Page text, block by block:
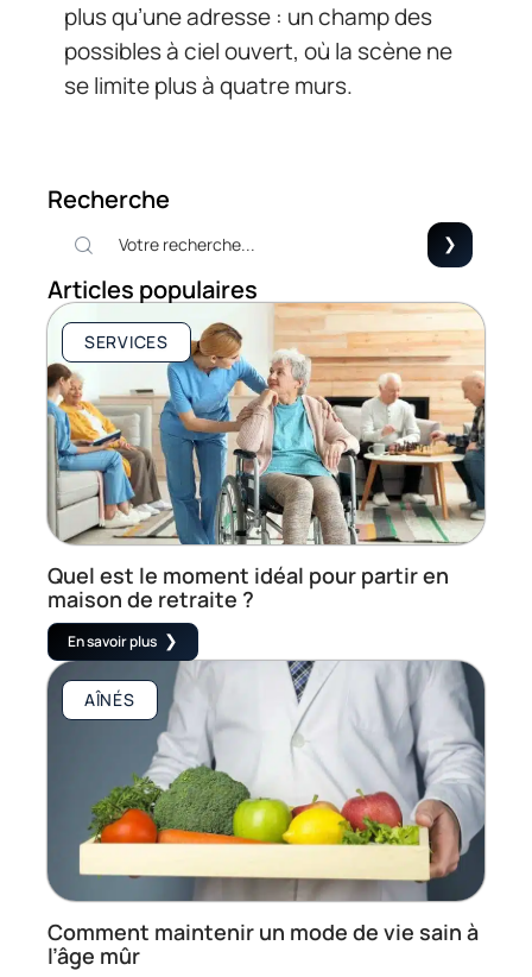
plus qu’une adresse : un champ des
possibles à ciel ouvert, où la scène ne
se limite plus à quatre murs.
Recherche
Articles populaires
SERVICES
Quel est le moment idéal pour partir en
maison de retraite ?
En savoir plus
AÎNÉS
Comment maintenir un mode de vie sain à
l’âge mûr